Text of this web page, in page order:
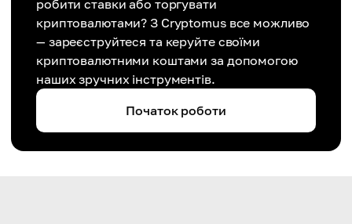
робити ставки або торгувати
криптовалютами? З Cryptomus все можливо
— зареєструйтеся та керуйте своїми
криптовалютними коштами за допомогою
наших зручних інструментів.
Початок роботи